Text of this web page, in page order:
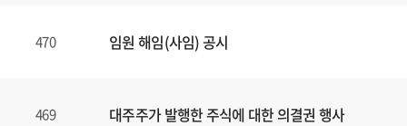
470 임원 해임(사임) 공시
469 대주주가 발행한 주식에 대한 의결권 행사